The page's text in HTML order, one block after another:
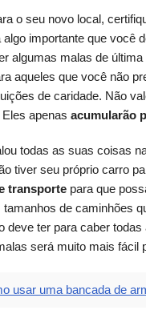
o seu novo local,
importante que você
algumas malas de
aqueles que você não
de caridade. Não
apenas acumularão
todas as suas coisas
tiver seu próprio carro
transporte para que
de caminhões
deve ter para caber
será muito mais fácil
usar uma bancada de